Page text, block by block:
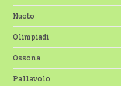
Nuoto
Olimpiadi
Ossona
Pallavolo